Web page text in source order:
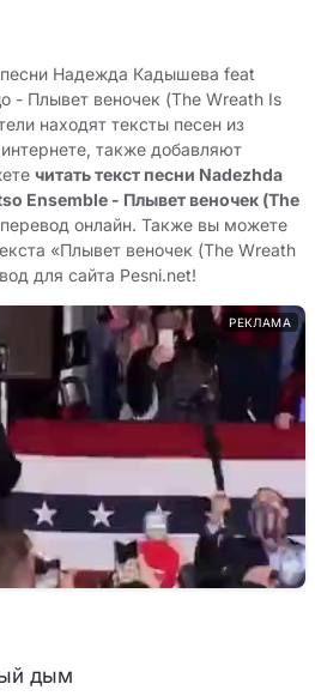
Надежда Кадышева feat
- Плывет веночек (The Wreath Is
находят тексты песен из
также добавляют
читать текст песни Nadezhda
Ensemble - Плывет веночек (The
перевод онлайн. Также вы можете
«Плывет веночек (The Wreath
для сайта Pesni.net!
РЕКЛАМА
дым